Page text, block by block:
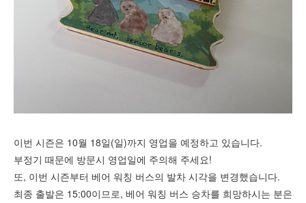
이번 시즌은 10월 18일(일)까지 영업을 예정하고 있습니다.
부정기 때문에 방문시 영업일에 주의해 주세요!
또, 이번 시즌부터 베어 워칭 버스의 발차 시각을 변경했습니다.
최종 출발은 15:00이므로, 베어 워칭 버스 승차를 희망하시는 분은